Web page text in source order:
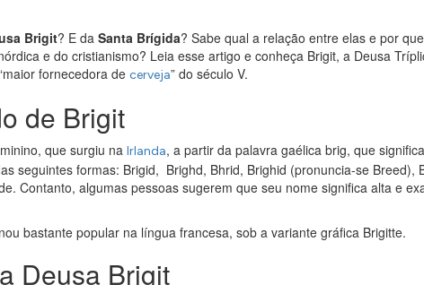
Brigit? E da Santa Brígida? Sabe qual a relação entre elas e por
e do cristianismo? Leia esse artigo e conheça Brigit, a Deusa
fornecedora de cerveja” do século V.
de Brigit
que surgiu na Irlanda, a partir da palavra gaélica brig, que
seguintes formas: Brigid, Brighd, Bhrid, Brighid (pronuncia-se Breed),
Contanto, algumas pessoas sugerem que seu nome significa alta e
bastante popular na língua francesa, sob a variante gráfica Brigitte.
Deusa Brigit